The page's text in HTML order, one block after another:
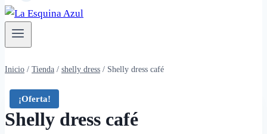
Inicio / Tienda / shelly dress / Shelly dress café
¡Oferta!
Shelly dress café